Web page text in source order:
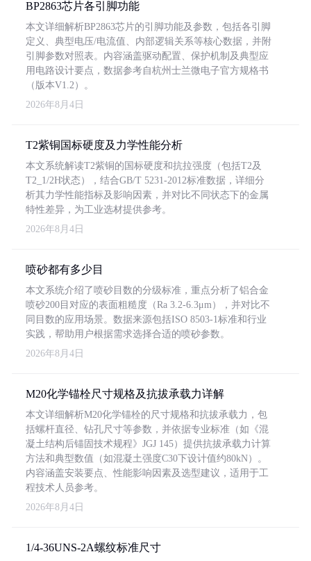
BP2863芯片各引脚功能
本文详细解析BP2863芯片的引脚功能及参数，包括各引脚
定义、典型电压/电流值、内部逻辑关系等核心数据，并附
引脚参数对照表。内容涵盖驱动配置、保护机制及典型应
用电路设计要点，数据参考自杭州士兰微电子官方规格书
（版本V1.2）。
2026年8月4日
T2紫铜国标硬度及力学性能分析
本文系统解读T2紫铜的国标硬度和抗拉强度（包括T2及
T2_1/2H状态），结合GB/T 5231-2012标准数据，详细分
析其力学性能指标及影响因素，并对比不同状态下的金属
特性差异，为工业选材提供参考。
2026年8月4日
喷砂都有多少目
本文系统介绍了喷砂目数的分级标准，重点分析了铝合金
喷砂200目对应的表面粗糙度（Ra 3.2-6.3μm），并对比不
同目数的应用场景。数据来源包括ISO 8503-1标准和行业
实践，帮助用户根据需求选择合适的喷砂参数。
2026年8月4日
M20化学锚栓尺寸规格及抗拔承载力详解
本文详细解析M20化学锚栓的尺寸规格和抗拔承载力，包
括螺杆直径、钻孔尺寸等参数，并依据专业标准（如《混
凝土结构后锚固技术规程》JGJ 145）提供抗拔承载力计算
方法和典型数值（如混凝土强度C30下设计值约80kN）。
内容涵盖安装要点、性能影响因素及选型建议，适用于工
程技术人员参考。
2026年8月4日
1/4-36UNS-2A螺纹标准尺寸